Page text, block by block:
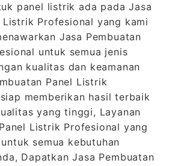
panel listrik ada pada Jasa
Listrik Profesional yang kami
Jasa Pembuatan
untuk semua jenis
kualitas dan keamanan
Panel Listrik
memberikan hasil terbaik
yang tinggi, Layanan
Listrik Profesional yang
semua kebutuhan
Dapatkan Jasa Pembuatan